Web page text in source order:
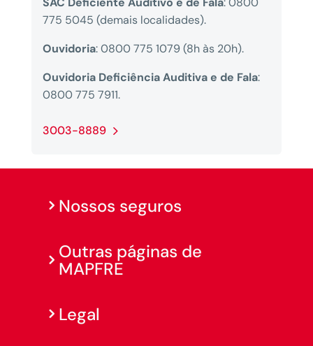
775 5045 (demais localidades).
Ouvidoria: 0800 775 1079 (8h às 20h).
Ouvidoria Deficiência Auditiva e de Fala:
0800 775 7911.
3003-8889
Nossos seguros
Outras páginas de
MAPFRE
Legal